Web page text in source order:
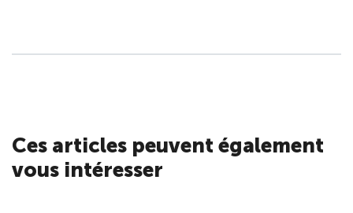
Ces articles peuvent également
vous intéresser